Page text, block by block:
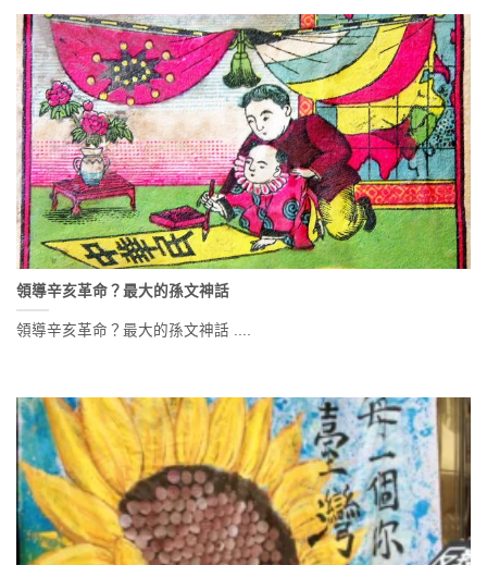
領導辛亥革命？最大的孫文神話
領導辛亥革命？最大的孫文神話 ....